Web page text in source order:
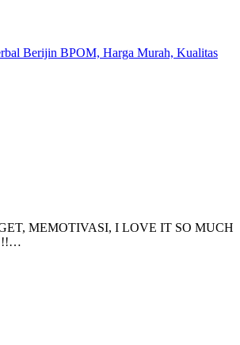
Berijin BPOM, Harga Murah, Kualitas
MEMOTIVASI, I LOVE IT SO MUCH
!!…